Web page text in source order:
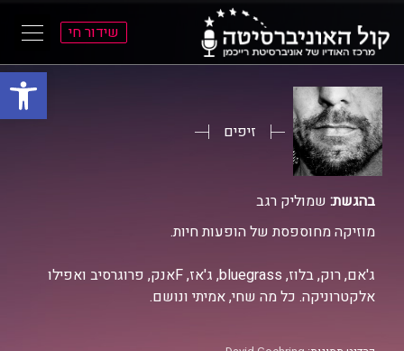
פתח
התפריט
הראשי
התוכן
הראשי
שידור חי
זיפים
בהגשת: שמוליק רגב
מוזיקה מחוספסת של הופעות חיות.
ג'אם, רוק, בלוז, bluegrass, ג'אז, Fאנק, פרוגרסיב ואפילו
אלקטרוניקה. כל מה שחי, אמיתי ונושם.